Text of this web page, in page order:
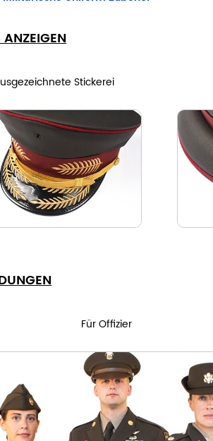
Stickerei
Für Offizier